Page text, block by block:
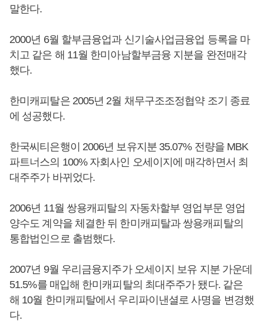
말한다.
2000년 6월 할부금융업과 신기술사업금융업 등록을 마
치고 같은 해 11월 한미아남할부금융 지분을 완전매각
했다.
한미캐피탈은 2005년 2월 채무구조조정협약 조기 종료
에 성공했다.
한국씨티은행이 2006년 보유지분 35.07% 전량을 MBK
파트너스의 100% 자회사인 오세이지에 매각하면서 최
대주주가 바뀌었다.
2006년 11월 쌍용캐피탈의 자동차할부 영업부문 영업
양수도 계약을 체결한 뒤 한미캐피탈과 쌍용캐피탈의
통합법인으로 출범했다.
2007년 9월 우리금융지주가 오세이지 보유 지분 가운데
51.5%를 매입해 한미캐피탈의 최대주주가 됐다. 같은
해 10월 한미캐피탈에서 우리파이낸셜로 사명을 변경했
다.